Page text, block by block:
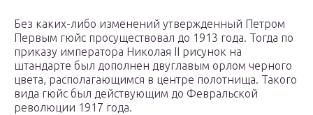
Без каких-либо изменений утвержденный Петром
Первым гюйс просуществовал до 1913 года. Тогда по
приказу императора Николая II рисунок на
штандарте был дополнен двуглавым орлом черного
цвета, располагающимся в центре полотнища. Такого
вида гюйс был действующим до Февральской
революции 1917 года.